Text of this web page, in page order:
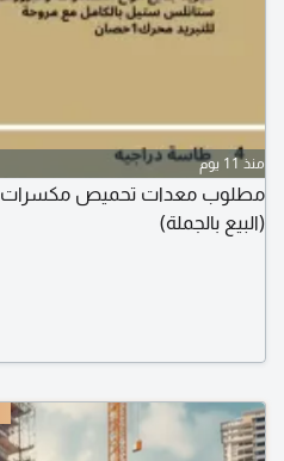
منذ 11 يوم
مطلوب معدات تحميص مكسرات
(البيع بالجملة)